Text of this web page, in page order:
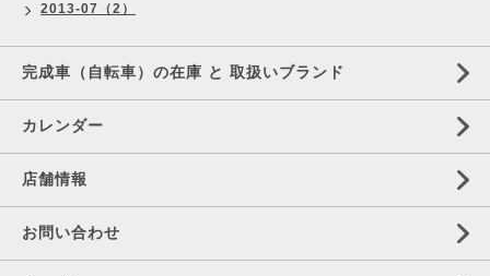
2013-07（2）
完成車（自転車）の在庫 と 取扱いブランド
カレンダー
店舗情報
お問い合わせ